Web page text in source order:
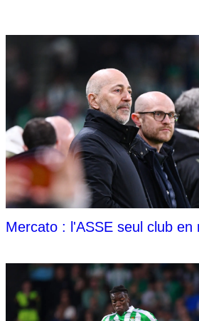
Mercato : l'ASSE seul club en